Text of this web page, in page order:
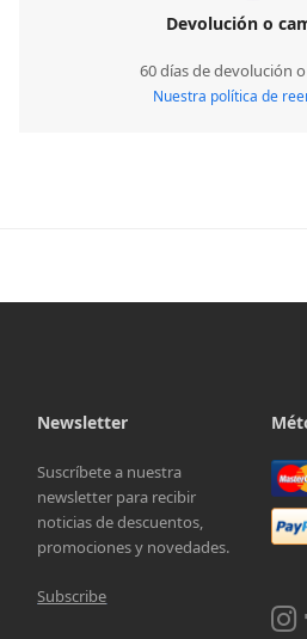
Devolución o
60 días de devolución
Nuestra política de
Newsletter
Suscríbete a nuestra
newsletter para recibir
noticias de descuentos,
promociones y novedades.
Subscribe